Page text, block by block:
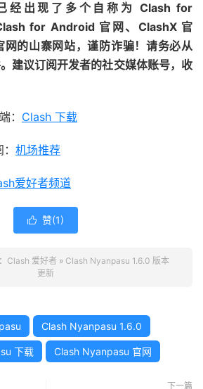
经出现了多个自称为 Clash for
for Android 官网、ClashX 官
的山寨网站，谨防诈骗！请务必从
建议订阅开发者的社交媒体账号，收
： Clash 下载
机场推荐
爱好者频道
 赞(1)
Clash 爱好者 » Clash Nyanpasu 1.6.0 版本
更新
Clash Nyanpasu 1.6.0
下载 Clash Nyanpasu 官网
下一篇